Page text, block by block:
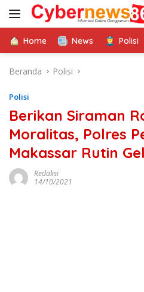
Langsung
Home News Polisi
Beranda Polisi
Polisi
Berikan Siraman
Moralitas, Polres
Makassar Rutin
Redaksi
14/10/2021